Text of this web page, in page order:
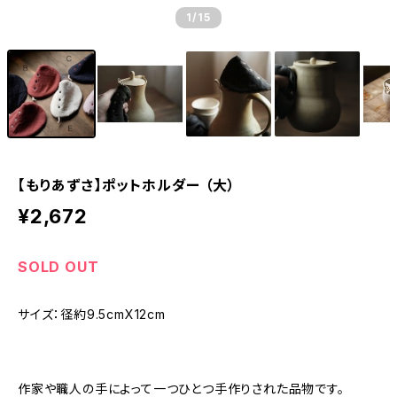
1 /15
【もりあずさ】ポットホルダー （大）
¥2,672
SOLD OUT
サイズ：径約9.5cmX12cm
作家や職人の手によって一つひとつ手作りされた品物です。